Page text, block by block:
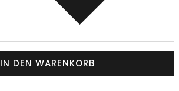
IN DEN WARENKORB